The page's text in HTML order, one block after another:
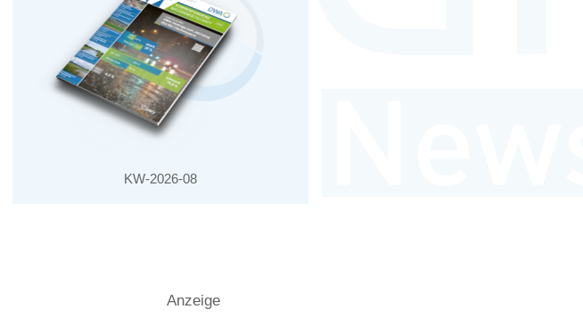
KW-2026-08
Anzeige